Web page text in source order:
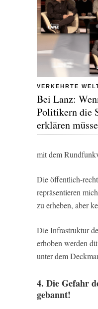
VERKEHRTE
Bei Lanz:
Politikern die
erklären
mit dem
Die öffentlich-
repräsentieren
zu erheben, aber
Die Infrastruktur
erhoben werden
unter dem
4. Die Gefahr
gebannt!